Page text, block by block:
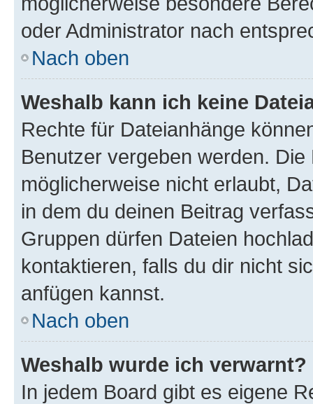
oder Administrator nach
Nach oben
Weshalb kann ich keine
Rechte für Dateianhänge
Benutzer vergeben werden.
möglicherweise nicht erlaubt,
in dem du deinen Beitrag
Gruppen dürfen Dateien
kontaktieren, falls du dir nicht
anfügen kannst.
Nach oben
Weshalb wurde ich verwarnt?
In jedem Board gibt es eigene